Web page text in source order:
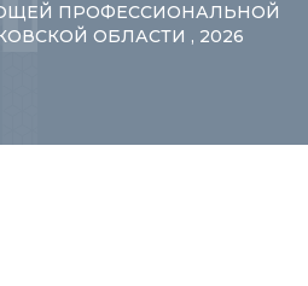
ПРОФЕССИОНАЛЬНОЙ
ОБЛАСТИ , 2026